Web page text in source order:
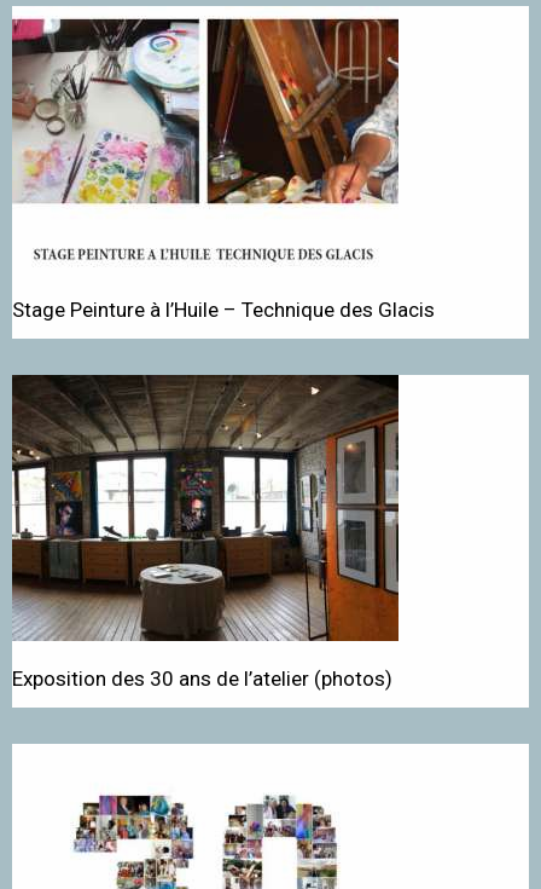
Stage Peinture à l’Huile – Technique des Glacis
Exposition des 30 ans de l’atelier (photos)